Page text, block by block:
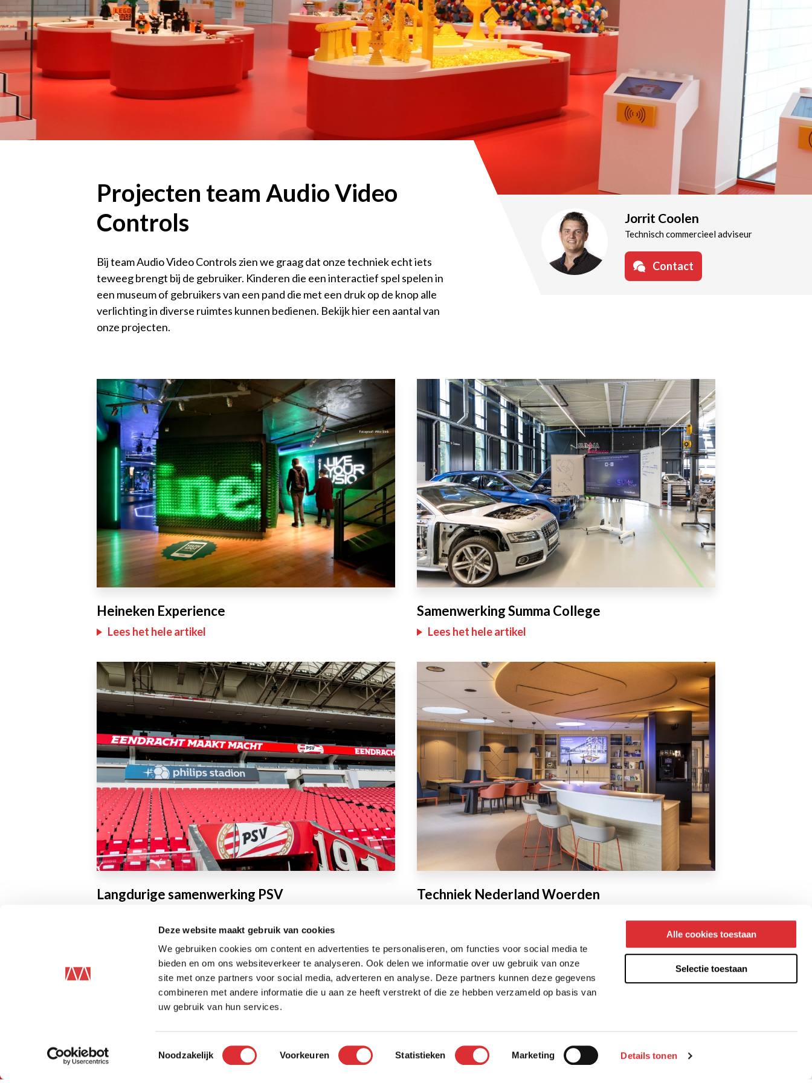
Deze website maakt gebruik van cookies
We gebruiken cookies om content en advertenties te personaliseren, om functies voor social media te
bieden en om ons websiteverkeer te analyseren. Ook delen we informatie over uw gebruik van onze
site met onze partners voor social media, adverteren en analyse. Deze partners kunnen deze gegevens
combineren met andere informatie die u aan ze heeft verstrekt of die ze hebben verzameld op basis van
uw gebruik van hun services.
Toestemmingsselectie
Noodzakelijk Voorkeuren Statistieken Marketing Details tonen
Alle cookies toestaan
Selectie toestaan
Jorrit Coolen
Technisch commercieel adviseur
Contact
Projecten team Audio Video
Controls
Bij team Audio Video Controls zien we graag dat onze techniek echt iets
teweeg brengt bij de gebruiker. Kinderen die een interactief spel spelen in
een museum of gebruikers van een pand die met een druk op de knop alle
verlichting in diverse ruimtes kunnen bedienen. Bekijk hier een aantal van
onze projecten.
Heineken Experience
Lees het hele artikel
Samenwerking Summa College
Lees het hele artikel
Langdurige samenwerking PSV Techniek Nederland Woerden
Huidige
pagina
1 Page
2 Page
3 Page
4 Page
5 Page
6
Volgende
pagina
Volgende ›
Laatste
pagina
Laatste »
Facebook
Over Mansveld
Teams
Privacy statement
Algemene voorwaarden